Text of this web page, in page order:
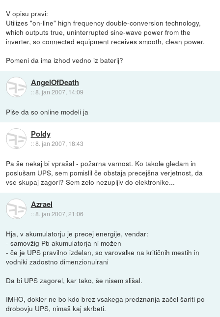
V opisu pravi:
Utilizes "on-line" high frequency double-conversion technology,
which outputs true, uninterrupted sine-wave power from the
inverter, so connected equipment receives smooth, clean power.
Pomeni da ima izhod vedno iz baterij?
AngelOfDeath
::8. jan 2007, 14:09
Piše da so online modeli ja
Poldy
::8. jan 2007, 18:43
Pa še nekaj bi vprašal - požarna varnost. Ko takole gledam in
poslušam UPS, sem pomislil če obstaja precejšna verjetnost, da
vse skupaj zagori? Sem zelo nezupljiv do elektronike...
Azrael
::8. jan 2007, 21:06
Hja, v akumulatorju je precej energije, vendar:
- samovžig Pb akumulatorja ni možen
- če je UPS pravilno izdelan, so varovalke na kritičnih mestih in
vodniki zadostno dimenzionuirani
Da bi UPS zagorel, kar tako, še nisem slišal.
IMHO, dokler ne bo kdo brez vsakega predznanja začel šariti po
drobovju UPS, nimaš kaj skrbeti.